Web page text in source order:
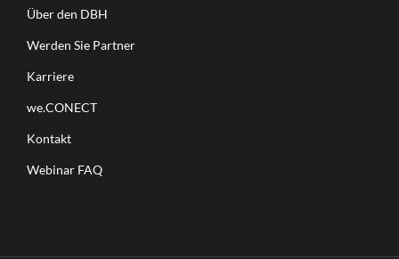
Über den DBH
Werden Sie Partner
Karriere
we.CONECT
Kontakt
Webinar FAQ